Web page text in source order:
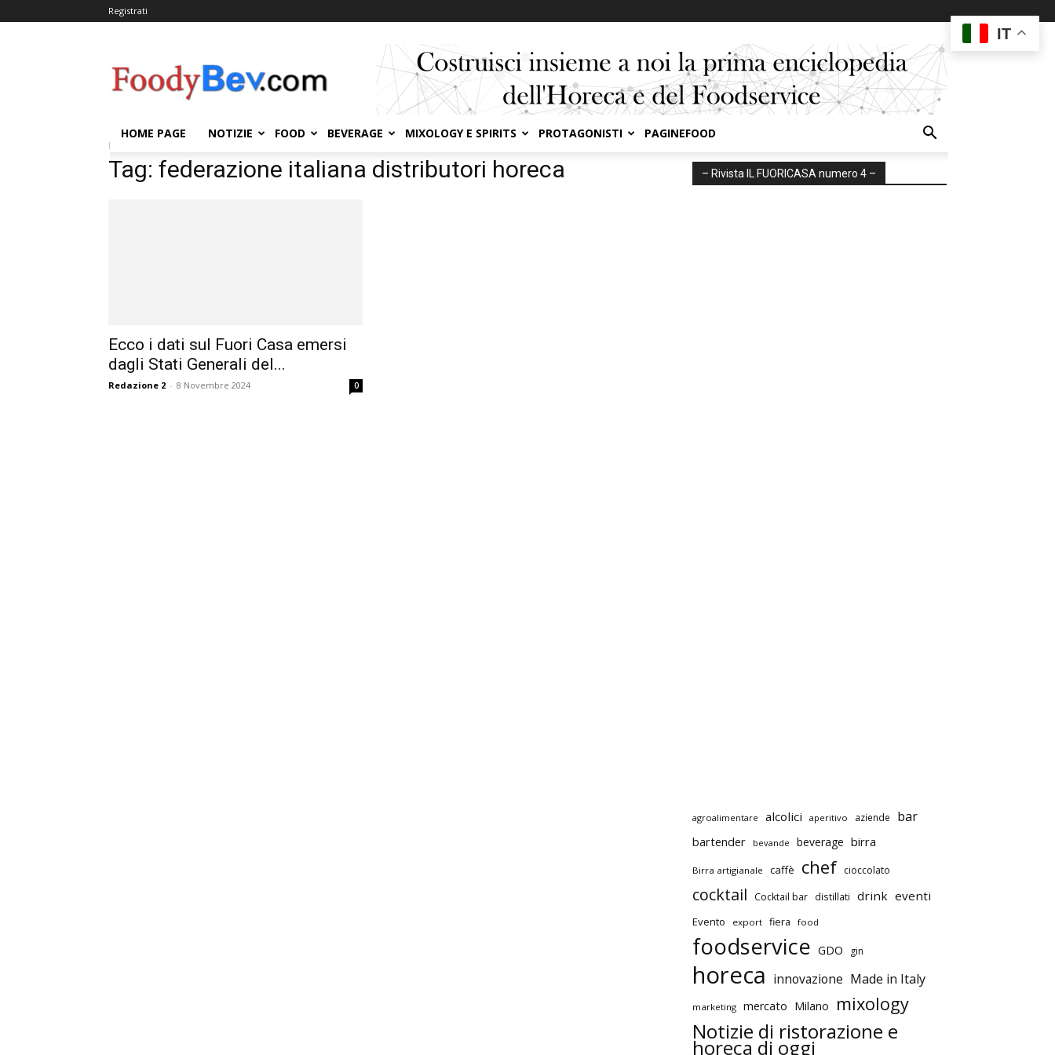
Registrati
HOME PAGE NOTIZIE FOOD BEVERAGE MIXOLOGY E SPIRITS PROTAGONISTI PAGINEFOOD
Home
Tag: federazione italiana distributori horeca
Ecco i dati sul Fuori Casa emersi
dagli Stati Generali del...
Redazione 2 - 8 Novembre 2024 0
– Rivista IL FUORICASA numero 4 –
agroalimentare alcolici aperitivo aziende bar
bartender bevande beverage birra
Birra artigianale caffè chef cioccolato
cocktail Cocktail bar distillati drink eventi
Evento export fiera food
foodservice GDO gin
horeca innovazione Made in Italy
marketing mercato Milano mixology
Notizie di ristorazione e
horeca di oggi
IT